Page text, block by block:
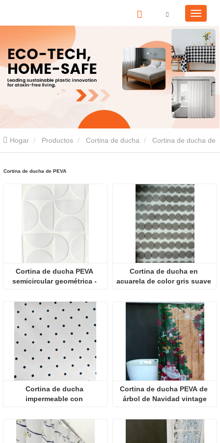
Hogar Productos Cortina de ducha
Cortina de ducha de PEVA
Cortina de ducha PEVA
semicircular geométrica -
minimalista
Cortina de ducha en
acuarela de color gris suave
baño moderna y minimalista
con rayas.
Cortina de ducha
impermeable con
clásico: una renovación
elegante y duradera para el
baño.
Cortina de ducha PEVA de
árbol de Navidad vintage